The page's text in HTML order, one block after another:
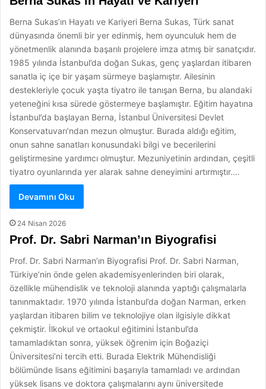
Berna Sukas’ın Hayatı ve Kariyeri Berna Sukas, Türk sanat
dünyasında önemli bir yer edinmiş, hem oyunculuk hem de
yönetmenlik alanında başarılı projelere imza atmış bir sanatçıdır.
1985 yılında İstanbul’da doğan Sukas, genç yaşlardan itibaren
sanatla iç içe bir yaşam sürmeye başlamıştır. Ailesinin
destekleriyle çocuk yaşta tiyatro ile tanışan Berna, bu alandaki
yeteneğini kısa sürede göstermeye başlamıştır. Eğitim hayatına
İstanbul’da başlayan Berna, İstanbul Üniversitesi Devlet
Konservatuvarı’ndan mezun olmuştur. Burada aldığı eğitim,
onun sahne sanatları konusundaki bilgi ve becerilerini
geliştirmesine yardımcı olmuştur. Mezuniyetinin ardından, çeşitli
tiyatro oyunlarında yer alarak sahne deneyimini artırmıştır.…
Devamını Oku
24 Nisan 2026
Prof. Dr. Sabri Narman’ın Biyografisi
Prof. Dr. Sabri Narman’ın Biyografisi Prof. Dr. Sabri Narman,
Türkiye’nin önde gelen akademisyenlerinden biri olarak,
özellikle mühendislik ve teknoloji alanında yaptığı çalışmalarla
tanınmaktadır. 1970 yılında İstanbul’da doğan Narman, erken
yaşlardan itibaren bilim ve teknolojiye olan ilgisiyle dikkat
çekmiştir. İlkokul ve ortaokul eğitimini İstanbul’da
tamamladıktan sonra, yüksek öğrenim için Boğaziçi
Üniversitesi’ni tercih etti. Burada Elektrik Mühendisliği
bölümünde lisans eğitimini başarıyla tamamladı ve ardından
yüksek lisans ve doktora çalışmalarını aynı üniversitede